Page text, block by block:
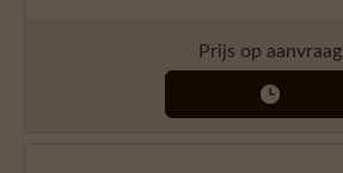
Prijs op aanvraag